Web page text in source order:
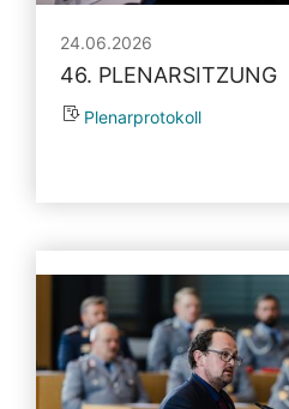
24.06.2026
46. PLENARSITZUNG
Plenarprotokoll